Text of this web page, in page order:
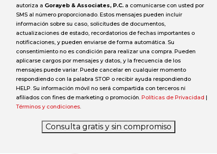
autoriza a Gorayeb & Associates, P.C. a comunicarse con usted por
SMS al número proporcionado. Estos mensajes pueden incluir
información sobre su caso, solicitudes de documentos,
actualizaciones de estado, recordatorios de fechas importantes o
notificaciones, y pueden enviarse de forma automática. Su
consentimiento no es condición para realizar una compra. Pueden
aplicarse cargos por mensajes y datos, y la frecuencia de los
mensajes puede variar. Puede cancelar en cualquier momento
respondiendo con la palabra STOP o recibir ayuda respondiendo
HELP. Su información móvil no será compartida con terceros ni
afiliados con fines de marketing o promoción. Políticas de Privacidad |
Términos y condiciones
Consulta gratis y sin compromiso